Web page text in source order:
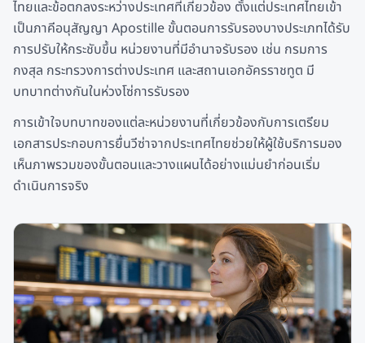
ไทยและข้อตกลงระหว่างประเทศที่เกี่ยวข้อง ตั้งแต่ประเทศไทยเข้า
เป็นภาคีอนุสัญญา Apostille ขั้นตอนการรับรองบางประเภทได้รับ
การปรับให้กระชับขึ้น หน่วยงานที่มีอำนาจรับรอง เช่น กรมการ
กงสุล กระทรวงการต่างประเทศ และสถานเอกอัครราชทูต มี
บทบาทต่างกันในห่วงโซ่การรับรอง
การเข้าใจบทบาทของแต่ละหน่วยงานที่เกี่ยวข้องกับการเตรียม
เอกสารประกอบการยื่นวีซ่าจากประเทศไทยช่วยให้ผู้ใช้บริการมอง
เห็นภาพรวมของขั้นตอนและวางแผนได้อย่างแม่นยำก่อนเริ่ม
ดำเนินการจริง